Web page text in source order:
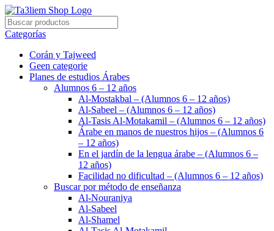
Categorías
Corán y Tajweed
Geen categorie
Planes de estudios Árabes
Alumnos 6 – 12 años
Al-Mostakbal – (Alumnos 6 – 12 años)
Al-Sabeel – (Alumnos 6 – 12 años)
Al-Tasis Al-Motakamil – (Alumnos 6 – 12 años)
Árabe en manos de nuestros hijos – (Alumnos 6
– 12 años)
En el jardín de la lengua árabe – (Alumnos 6 –
12 años)
Facilidad no dificultad – (Alumnos 6 – 12 años)
Buscar por método de enseñanza
Al-Nouraniya
Al-Sabeel
Al-Shamel